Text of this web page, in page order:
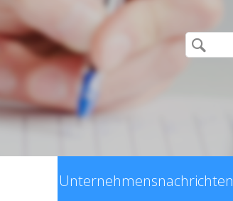
Unternehmensnachrichten